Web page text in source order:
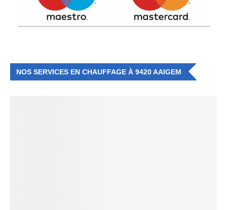
NOS SERVICES EN CHAUFFAGE À 9420 AAIGEM